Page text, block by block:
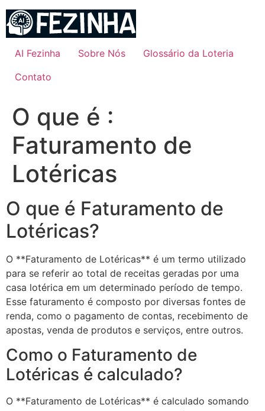
para
conteúdo
AI Fezinha Sobre Nós
Glossário da Loteria
Contato
O que é :
Faturamento de
Lotéricas
O que é Faturamento de
Lotéricas?
O **Faturamento de Lotéricas** é um termo utilizado
para se referir ao total de receitas geradas por uma
casa lotérica em um determinado período de tempo.
Esse faturamento é composto por diversas fontes de
renda, como o pagamento de contas, recebimento de
apostas, venda de produtos e serviços, entre outros.
Como o Faturamento de
Lotéricas é calculado?
O **Faturamento de Lotéricas** é calculado somando